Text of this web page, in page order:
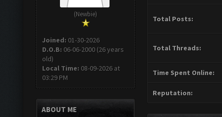
(Newbie)
Joined: 01-30-2026
D.O.B: 06-06-2000 (26 years
old)
Local Time: 08-09-2026 at
03:29 PM
ABOUT ME
Total Posts:
Total Threads:
Time Spent Online:
Reputation: